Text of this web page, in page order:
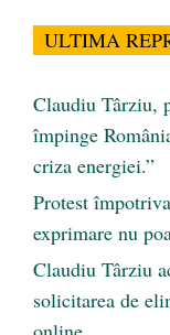
ULTIMA
Claudiu Târziu,
împinge
criza energiei.”
Protest
exprimare nu
Claudiu Târziu
solicitarea de